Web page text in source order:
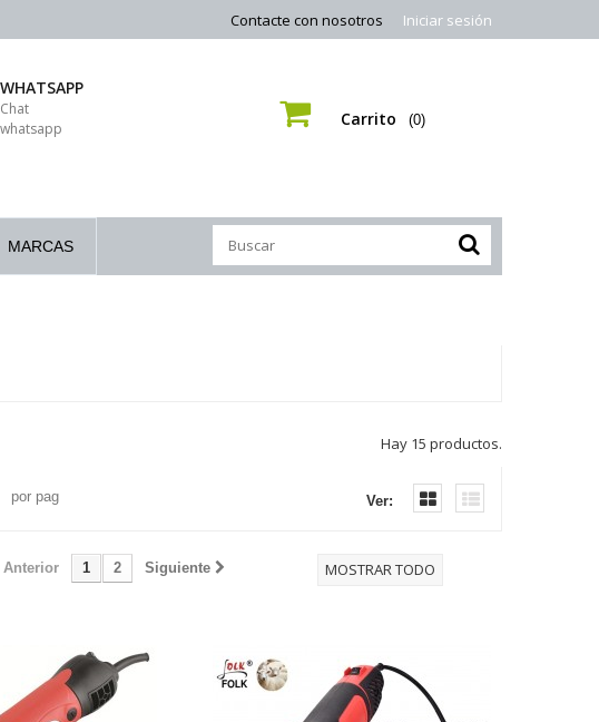
Iniciar sesión
Contacte con nosotros
WHATSAPP
Chat
whatsapp
Carrito (0)
MARCAS
Hay 15 productos.
Ver:
por pag
MOSTRAR TODO
Anterior 1 2 Siguiente